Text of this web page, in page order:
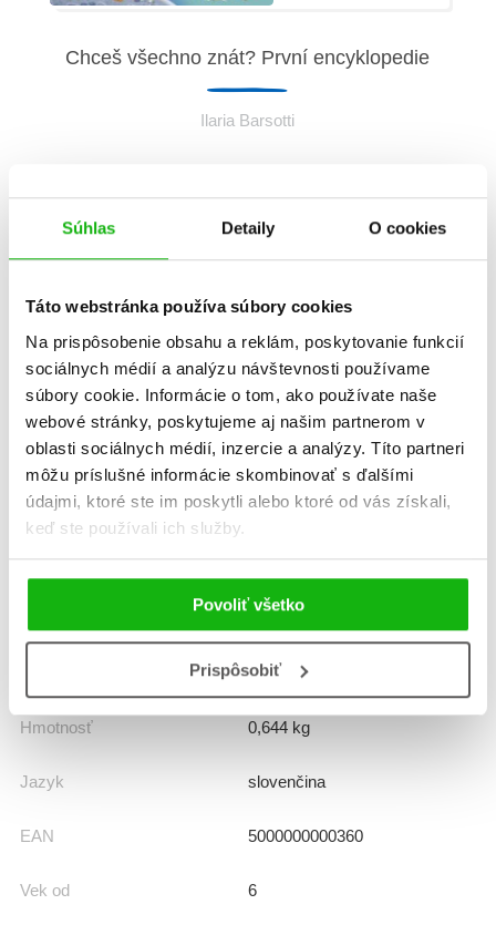
Súhlas Detaily O cookies
Táto webstránka používa súbory cookies
Na prispôsobenie obsahu a reklám, poskytovanie funkcií
sociálnych médií a analýzu návštevnosti používame
súbory cookie. Informácie o tom, ako používate naše
webové stránky, poskytujeme aj našim partnerom v
oblasti sociálnych médií, inzercie a analýzy. Títo partneri
môžu príslušné informácie skombinovať s ďalšími
údajmi, ktoré ste im poskytli alebo ktoré od vás získali,
keď ste používali ich služby.
Povoliť všetko
Prispôsobiť
Chceš všechno znát? První encyklopedie
Ilaria Barsotti
Žáner
encyklopédia
leporelo
ďalšie detské náučné knihy
Počet strán 15
K stiahnutiu
230x300 mm
Hmotnosť 0,644 kg
Jazyk slovenčina
EAN 5000000000360
Vek od 6